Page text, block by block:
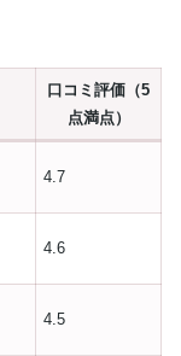
口コミ評価（5
点満点）
4.7
4.6
4.5